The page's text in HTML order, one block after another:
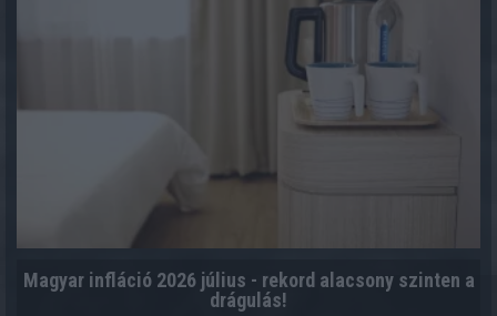
Magyar infláció 2026 július - rekord alacsony szinten a
drágulás!